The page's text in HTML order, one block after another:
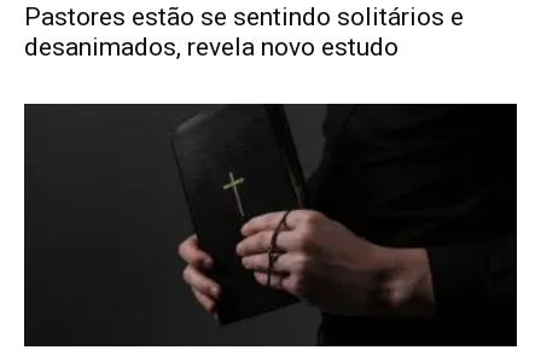
Pastores estão se sentindo solitários e
desanimados, revela novo estudo